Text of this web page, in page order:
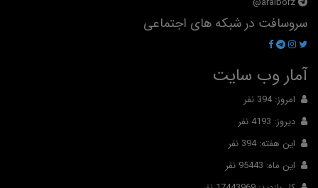
سروسافت در شبکه های اجتماعی
آمار وب سایت
امروز: 394 نفر
دیروز: 4193 نفر
این هفته: 394 نفر
این ماه: 95443 نفر